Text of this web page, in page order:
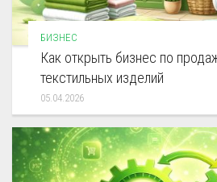
БИЗНЕС
Как открыть бизнес по
текстильных изделий
05.04.2026